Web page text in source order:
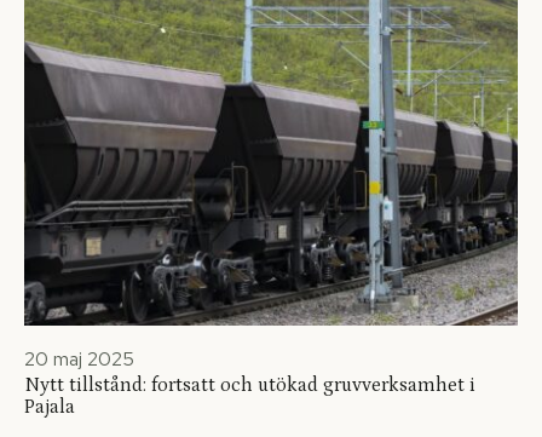
20 maj 2025
Nytt tillstånd: fortsatt och utökad gruvverksamhet i
Pajala